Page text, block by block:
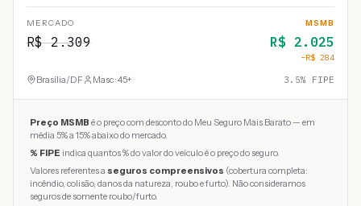
MERCADO
R$2.309
MSMB
R$ 2.025
−R$ 284
Brasília/DF Masc · 45+ 3.5% FIPE
Preço MSMB é o preço com desconto do Meu Seguro Mais Barato — em
média 5% a 15% abaixo do mercado.
% FIPE indica quantos % do valor do veículo é o preço do seguro.
Valores referentes a seguros compreensivos (cobertura completa:
incêndio, colisão, danos da natureza, roubo e furto). Não consideramos
seguros de somente roubo/furto.